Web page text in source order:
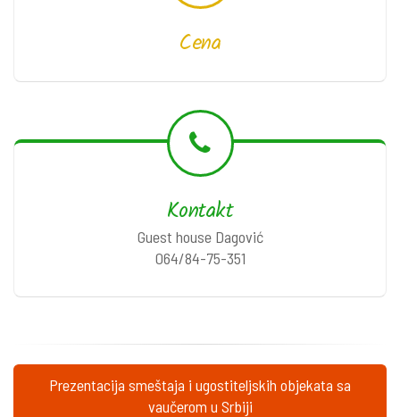
Cena
Kontakt
Guest house Dagović
064/84-75-351
Prezentacija smeštaja i ugostiteljskih objekata sa
vaučerom u Srbiji